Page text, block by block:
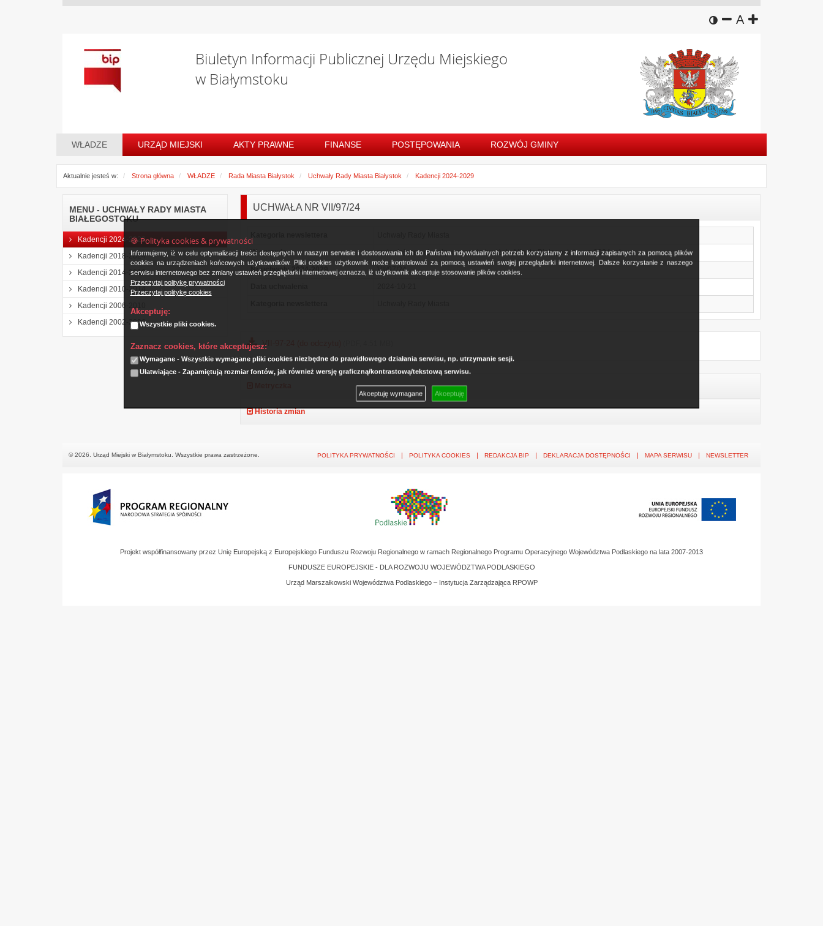
🍪 Polityka cookies & prywatności
Informujemy, iż w celu optymalizacji treści dostępnych w naszym serwisie i dostosowania ich do Państwa indywidualnych potrzeb korzystamy z informacji zapisanych za pomocą plików
cookies na urządzeniach końcowych użytkowników. Pliki cookies użytkownik może kontrolować za pomocą ustawień swojej przeglądarki internetowej. Dalsze korzystanie z naszego
serwisu internetowego bez zmiany ustawień przeglądarki internetowej oznacza, iż użytkownik akceptuje stosowanie plików cookies.
Przeczytaj politykę prywatności
Przeczytaj politykę cookies
Akceptuję:
Wszystkie pliki cookies.
Zaznacz cookies, które akceptujesz:
Wymagane - Wszystkie wymagane pliki cookies niezbędne do prawidłowego działania serwisu, np. utrzymanie sesji.
Ułatwiające - Zapamiętują rozmiar fontów, jak również wersję graficzną/kontrastową/tekstową serwisu.
Akceptuję wymagane Akceptuję
wersja kontrastowa
zmniejsz
Adomyślny
zwiększ
Biuletyn Informacji Publicznej Urzędu Miejskiego
w Białymstoku
WŁADZE URZĄD MIEJSKI AKTY PRAWNE FINANSE POSTĘPOWANIA ROZWÓJ GMINY
Aktualnie jesteś w: Strona główna WŁADZE Rada Miasta Białystok Uchwały Rady Miasta Białystok Kadencji 2024-2029
MENU - UCHWAŁY RADY MIASTA
BIAŁEGOSTOKU
Kadencji 2024-2029
Kadencji 2018-2024
Kadencji 2014-2018
Kadencji 2010-2014
Kadencji 2006-2010
Kadencji 2002-2006
UCHWAŁA NR VII/97/24
W sprawie
zmieniająca uchwałę w sprawie budżetu Miasta Białegostoku na 2024 rok
Nr uchwały 2024-2029
VII/97/24
VII-97-24 (do odczytu)
Historia zmian
© 2026. Urząd Miejski w Białymstoku. Wszystkie prawa zastrzeżone. POLITYKA PRYWATNOŚCI POLITYKA COOKIES REDAKCJA BIP DEKLARACJA DOSTĘPNOŚCI MAPA SERWISU NEWSLETTER
Projekt współfinansowany przez Unię Europejską z Europejskiego Funduszu Rozwoju Regionalnego w ramach Regionalnego Programu Operacyjnego Województwa Podlaskiego na lata 2007-2013
FUNDUSZE EUROPEJSKIE - DLA ROZWOJU WOJEWÓDZTWA PODLASKIEGO
Urząd Marszałkowski Województwa Podlaskiego – Instytucja Zarządzająca RPOWP